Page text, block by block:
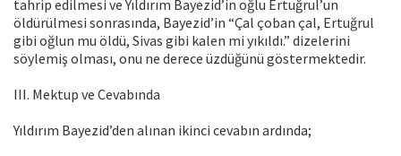
tahrip edilmesi ve Yıldırım Bayezid’in oğlu Ertuğrul’un
öldürülmesi sonrasında, Bayezid’in “Çal çoban çal, Ertuğrul
gibi oğlun mu öldü, Sivas gibi kalen mi yıkıldı.” dizelerini
söylemiş olması, onu ne derece üzdüğünü göstermektedir.
III. Mektup ve Cevabında
Yıldırım Bayezid’den alınan ikinci cevabın ardında;